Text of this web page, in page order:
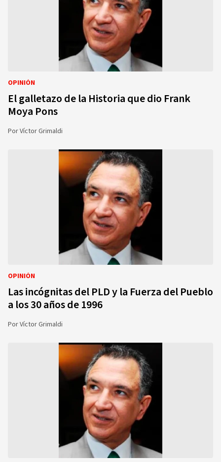
OPINIÓN
El galletazo de la Historia que dio Frank
Moya Pons
PorVíctor Grimaldi
OPINIÓN
Las incógnitas del PLD y la Fuerza del Pueblo
a los 30 años de 1996
PorVíctor Grimaldi